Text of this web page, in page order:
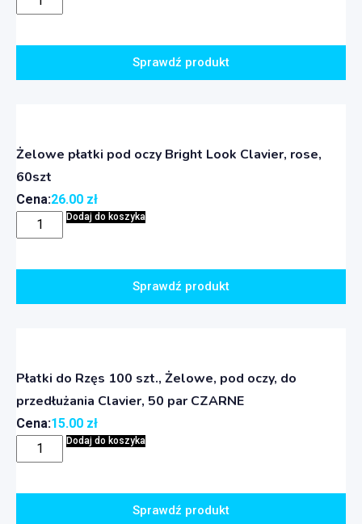
Sprawdź produkt
Żelowe płatki pod oczy Bright Look Clavier, rose,
60szt
Cena:26.00 zł
Dodaj do koszyka
Sprawdź produkt
Płatki do Rzęs 100 szt., Żelowe, pod oczy, do
przedłużania Clavier, 50 par CZARNE
Cena:15.00 zł
Dodaj do koszyka
Sprawdź produkt